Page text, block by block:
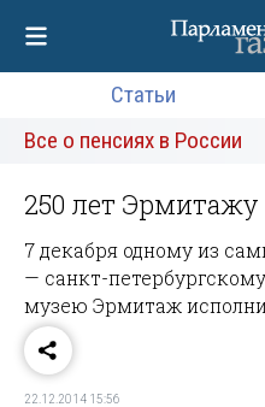
Статьи
Все о пенсиях в России
250 лет Эрмитажу
7 декабря одному из
— санкт-
музею Эрмитаж
22.12.2014 15:56